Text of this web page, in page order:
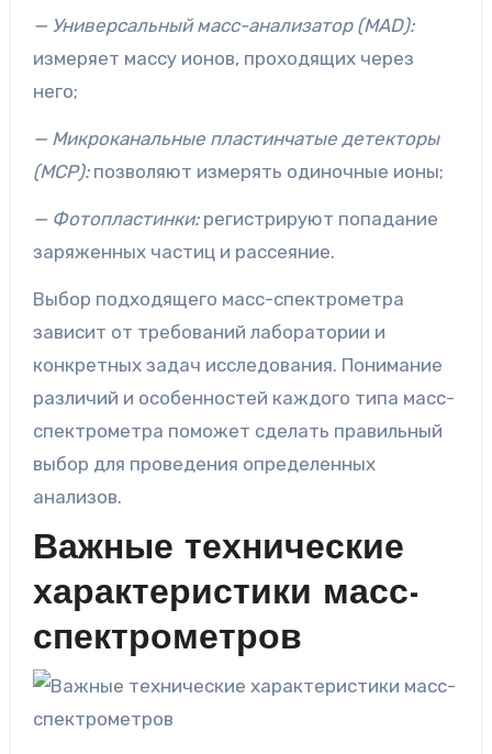
— Универсальный масс-анализатор (MAD):
измеряет массу ионов, проходящих через
него;
— Микроканальные пластинчатые детекторы
(MCP): позволяют измерять одиночные ионы;
— Фотопластинки: регистрируют попадание
заряженных частиц и рассеяние.
Выбор подходящего масс-спектрометра
зависит от требований лаборатории и
конкретных задач исследования. Понимание
различий и особенностей каждого типа масс-
спектрометра поможет сделать правильный
выбор для проведения определенных
анализов.
Важные технические
характеристики масс-
спектрометров